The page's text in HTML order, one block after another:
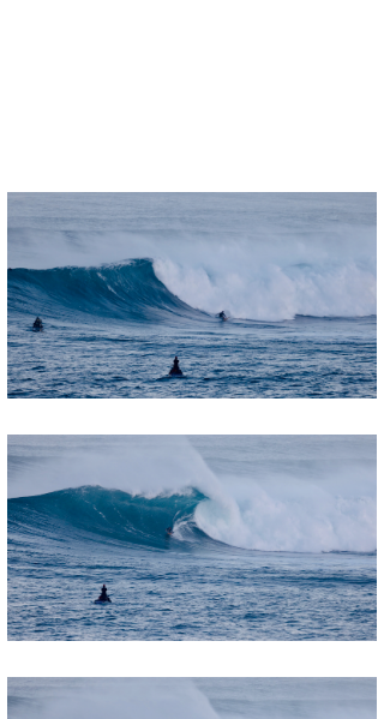
S.K
Soulman
VAGY
waka☆=
YUKI☆
たっちー
ハンマー
まっきー
三輪予報士
小川予報士
上田純子